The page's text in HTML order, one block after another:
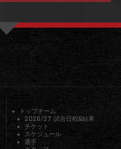
トップチーム
2026/27 試合日程&結果
チケット
スケジュール
選手